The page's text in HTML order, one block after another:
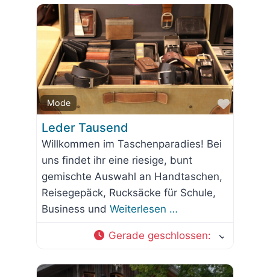
Mode
Favorit
Leder Tausend
Willkommen im Taschenparadies! Bei
uns findet ihr eine riesige, bunt
gemischte Auswahl an Handtaschen,
Reisegepäck, Rucksäcke für Schule,
Business und Weiterlesen …
Gerade geschlossen: